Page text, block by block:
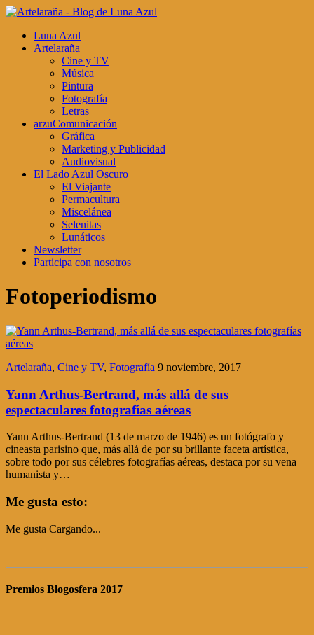
Luna Azul
Artelaraña
Cine y TV
Música
Pintura
Fotografía
Letras
arzuComunicación
Gráfica
Marketing y Publicidad
Audiovisual
El Lado Azul Oscuro
El Viajante
Permacultura
Miscelánea
Selenitas
Lunáticos
Newsletter
Participa con nosotros
Fotoperiodismo
Artelaraña, Cine y TV, Fotografía 9 noviembre, 2017
Yann Arthus-Bertrand, más allá de sus
espectaculares fotografías aéreas
Yann Arthus-Bertrand (13 de marzo de 1946) es un fotógrafo y
cineasta parisino que, más allá de por su brillante faceta artística,
sobre todo por sus célebres fotografías aéreas, destaca por su vena
humanista y…
Me gusta esto:
Me gusta Cargando...
Premios Blogosfera 2017